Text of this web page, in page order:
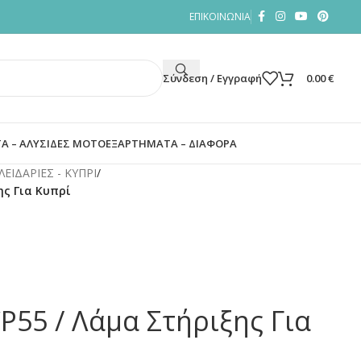
ΕΠΙΚΟΙΝΩΝΙΑ
Σύνδεση / Εγγραφή 0.00€
– ΑΛΥΣΙΔΕΣ ΜΟΤΟΕΞΑΡΤΗΜΑΤΑ – ΔΙΑΦΟΡΑ
- ΚΥΠΡΙ/
Για Κυπρί
/ Λάμα Στήριξης Για